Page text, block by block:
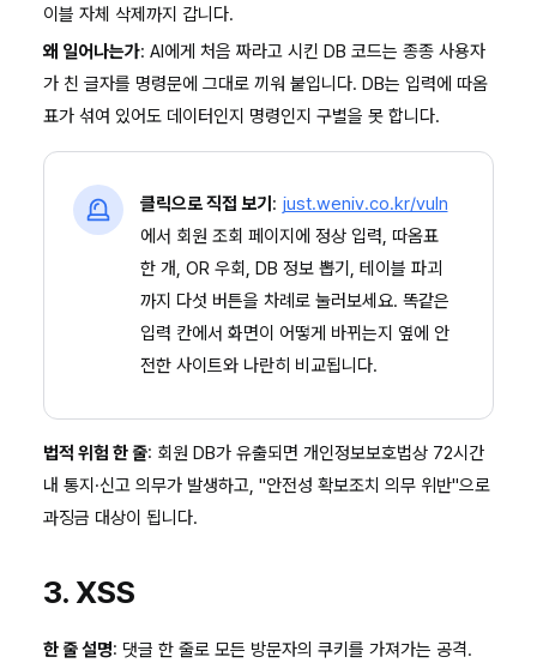
이블 자체 삭제까지 갑니다.
왜 일어나는가: AI에게 처음 짜라고 시킨 DB 코드는 종종 사용자
가 친 글자를 명령문에 그대로 끼워 붙입니다. DB는 입력에 따옴
표가 섞여 있어도 데이터인지 명령인지 구별을 못 합니다.
클릭으로 직접 보기 : just.weniv.co.kr/vuln
에서 회원 조회 페이지에 정상 입력, 따옴표
한 개, OR 우회, DB 정보 뽑기, 테이블 파괴
까지 다섯 버튼을 차례로 눌러보세요. 똑같은
입력 칸에서 화면이 어떻게 바뀌는지 옆에 안
전한 사이트와 나란히 비교됩니다.
법적 위험 한 줄: 회원 DB가 유출되면 개인정보보호법상 72시간
내 통지·신고 의무가 발생하고, "안전성 확보조치 의무 위반"으로
과징금 대상이 됩니다.
3. XSS
한 줄 설명: 댓글 한 줄로 모든 방문자의 쿠키를 가져가는 공격.